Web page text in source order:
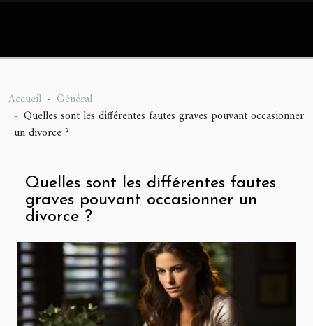
Accueil
Général
Quelles sont les différentes fautes graves pouvant occasionner
un divorce ?
Quelles sont les différentes fautes
graves pouvant occasionner un
divorce ?